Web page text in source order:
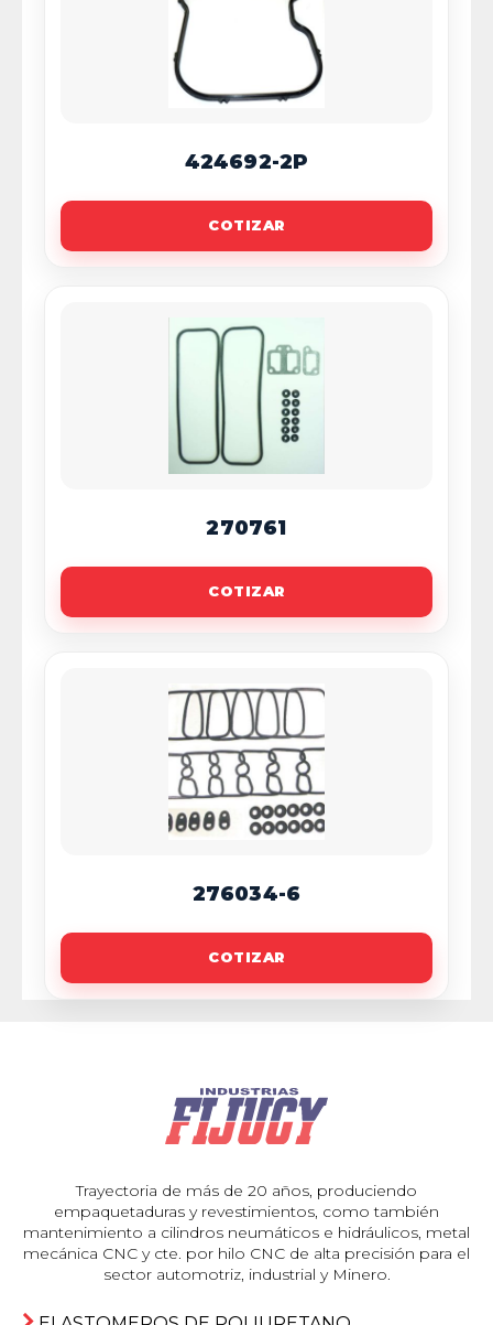
424692-2P
COTIZAR
270761
COTIZAR
276034-6
COTIZAR
Trayectoria de más de 20 años, produciendo
empaquetaduras y revestimientos, como también
mantenimiento a cilindros neumáticos e hidráulicos, metal
mecánica CNC y cte. por hilo CNC de alta precisión para el
sector automotriz, industrial y Minero.